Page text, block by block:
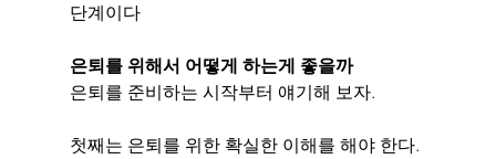
단계이다
은퇴를 위해서 어떻게 하는게 좋을까
은퇴를 준비하는 시작부터 얘기해 보자.
첫째는 은퇴를 위한 확실한 이해를 해야 한다.